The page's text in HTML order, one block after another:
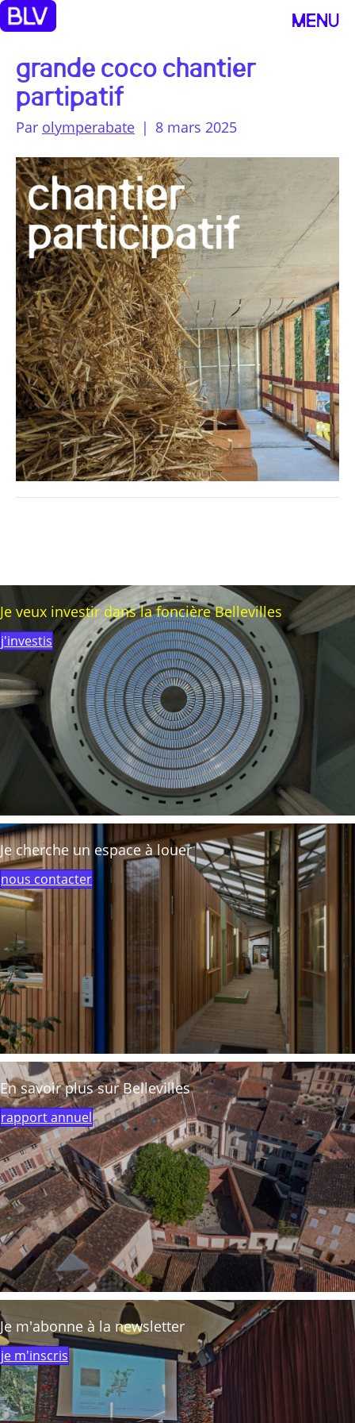
MENU
grande coco chantier
partipatif
Par olymperabate | 8 mars 2025
Je veux investir dans la foncière Bellevilles
j'investis
Je cherche un espace à louer
nous contacter
En savoir plus sur Bellevilles
rapport annuel
Je m'abonne à la newsletter
je m'inscris